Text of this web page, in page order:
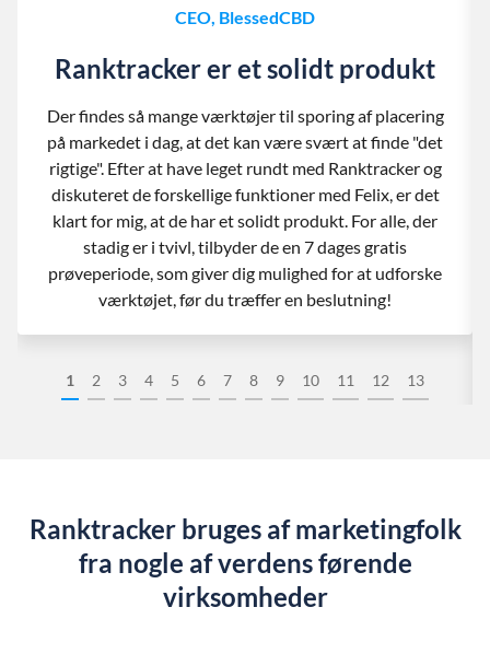
1 2 3 4 5 6 7 8 9 10 11 12 13
CEO, BlessedCBD
Ranktracker er et solidt produkt
Der findes så mange værktøjer til sporing af placering
på markedet i dag, at det kan være svært at finde "det
rigtige". Efter at have leget rundt med Ranktracker og
diskuteret de forskellige funktioner med Felix, er det
klart for mig, at de har et solidt produkt. For alle, der
stadig er i tvivl, tilbyder de en 7 dages gratis
prøveperiode, som giver dig mulighed for at udforske
værktøjet, før du træffer en beslutning!
Ranktracker bruges af marketingfolk
fra nogle af verdens førende
virksomheder